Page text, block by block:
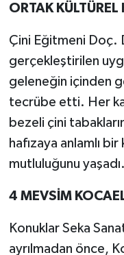
ORTAK
Çini Eğitmeni Doç.
gerçekleştirilen
geleneğin içinden
tecrübe etti. Her
bezeli çini
hafızaya anlamlı
mutluluğunu yaşadı.
4 MEVSİM
Konuklar Seka
ayrılmadan önce,